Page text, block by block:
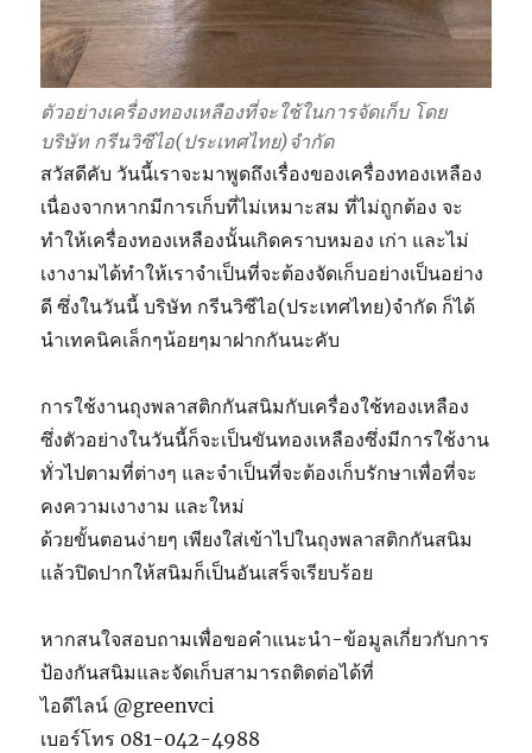
ตัวอย่างเครื่องทองเหลืองที่จะใช้ในการจัดเก็บ โดย
บริษัท กรีนวิซีไอ(ประเทศไทย)จำกัด
สวัสดีคับ วันนี้เราจะมาพูดถึงเรื่องของเครื่องทองเหลือง
เนื่องจากหากมีการเก็บที่ไม่เหมาะสม ที่ไม่ถูกต้อง จะ
ทำให้เครื่องทองเหลืองนั้นเกิดคราบหมอง เก่า และไม่
เงางามได้ทำให้เราจำเป็นที่จะต้องจัดเก็บอย่างเป็นอย่าง
ดี ซึ่งในวันนี้ บริษัท กรีนวิซีไอ(ประเทศไทย)จำกัด ก็ได้
นำเทคนิคเล็กๆน้อยๆมาฝากกันนะคับ
การใช้งานถุงพลาสติกกันสนิมกับเครื่องใช้ทองเหลือง
ซึ่งตัวอย่างในวันนี้ก็จะเป็นขันทองเหลืองซึ่งมีการใช้งาน
ทั่วไปตามที่ต่างๆ และจำเป็นที่จะต้องเก็บรักษาเพื่อที่จะ
คงความเงางาม และใหม่
ด้วยขั้นตอนง่ายๆ เพียงใส่เข้าไปในถุงพลาสติกกันสนิม
แล้วปิดปากให้สนิมก็เป็นอันเสร็จเรียบร้อย
หากสนใจสอบถามเพื่อขอคำแนะนำ-ข้อมูลเกี่ยวกับการ
ป้องกันสนิมและจัดเก็บสามารถติดต่อได้ที่
ไอดีไลน์ @greenvci
เบอร์โทร 081-042-4988